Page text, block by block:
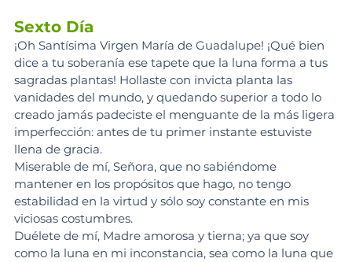
Sexto Día
¡Oh Santísima Virgen María de Guadalupe! ¡Qué bien
dice a tu soberanía ese tapete que la luna forma a tus
sagradas plantas! Hollaste con invicta planta las
vanidades del mundo, y quedando superior a todo lo
creado jamás padeciste el menguante de la más ligera
imperfección: antes de tu primer instante estuviste
llena de gracia.
Miserable de mí, Señora, que no sabiéndome
mantener en los propósitos que hago, no tengo
estabilidad en la virtud y sólo soy constante en mis
viciosas costumbres.
Duélete de mí, Madre amorosa y tierna; ya que soy
como la luna en mi inconstancia, sea como la luna que